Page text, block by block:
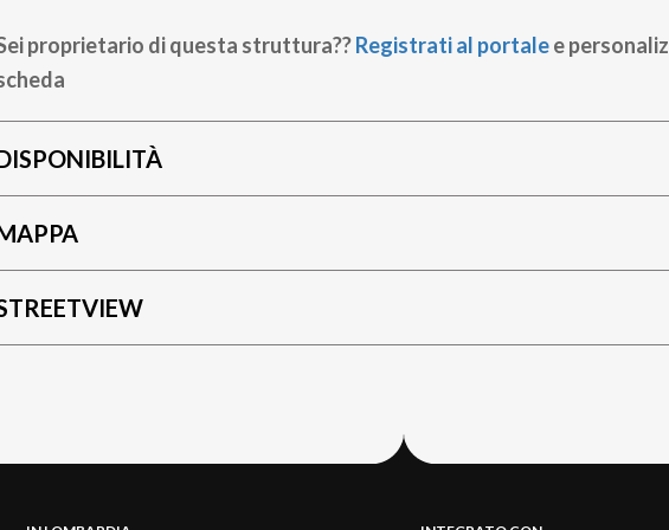
proprietario di questa struttura??Registrati al portalee